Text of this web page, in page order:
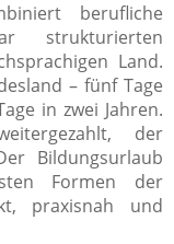
berufliche
strukturierten
Land.
– fünf Tage
in zwei Jahren.
der
Bildungsurlaub
Formen der
praxisnah und